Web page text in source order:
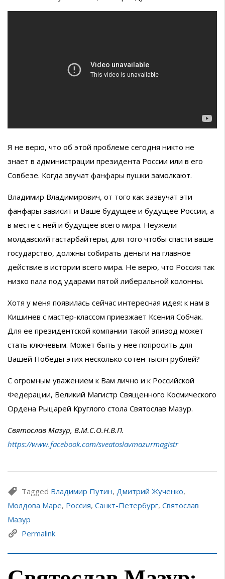
Я не верю, что об этой проблеме сегодня никто не
знает в администрации президента России или в его
Совбезе. Когда звучат фанфары пушки замолкают.
Владимир Владимирович, от того как зазвучат эти
фанфары зависит и Ваше будущее и будущее России, а
в месте с ней и будущее всего мира. Неужели
молдавский гастарбайтеры, для того чтобы спасти ваше
государство, должны собирать деньги на главное
действие в истории всего мира. Не верю, что Россия так
низко пала под ударами пятой либеральной колонны.
Хотя у меня появилась сейчас интересная идея: к нам в
Кишинев с мастер-классом приезжает Ксения Собчак.
Для ее президентской компании такой эпизод может
стать ключевым. Может быть у нее попросить для
Вашей Победы этих несколько сотен тысяч рублей?
С огромным уважением к Вам лично и к Российской
Федерации, Великий Магистр Священного Космического
Ордена Рыцарей Круглого стола Святослав Мазур.
Святослав Мазур, В.М.С.О.Н.В.П.
https://www.facebook.com/sveatoslavmazurmagistr
Tagged Владимир Путин, Дмитрий Жученко,
Молдова Маре, Россия, Санкт-Петербург, Святослав
Мазур
Permalink